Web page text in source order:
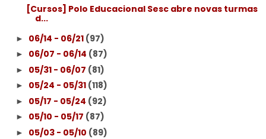
[Cursos] Polo Educacional Sesc abre novas turmas
d...
► 06/14 - 06/21 (97)
► 06/07 - 06/14 (87)
► 05/31 - 06/07 (81)
► 05/24 - 05/31 (118)
► 05/17 - 05/24 (92)
► 05/10 - 05/17 (87)
► 05/03 - 05/10 (89)